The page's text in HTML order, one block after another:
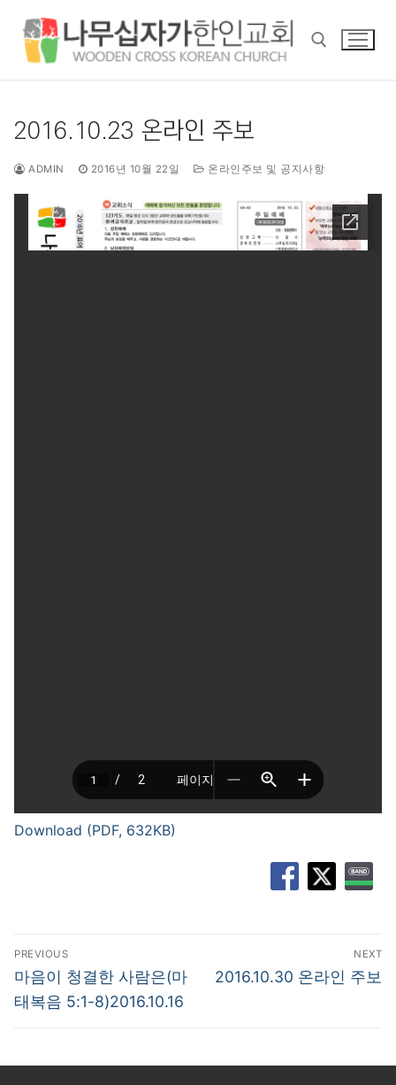
2016.10.23 온라인 주보
ADMIN 2016년 10월 22일 온라인주보 및 공지사항
Download (PDF, 632KB)
글
탐
색
PREVIOUS
Previous
post:
마음이 청결한 사람은(마
태복음 5:1-8)2016.10.16
NEXT
Next
2016.10.30 온라인 주보